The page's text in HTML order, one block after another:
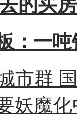
的买
：一
市群
妖魔